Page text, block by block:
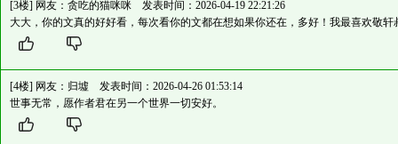
[3楼] 网友： 贪吃的猫咪咪 发表时间：2026-04-19 22:21:26
大大，你的文真的好好看，每次看你的文都在想如果你还在，多好！我最喜欢敬轩
[4楼] 网友： 归墟 发表时间：2026-04-26 01:53:14
世事无常，愿作者君在另一个世界一切安好。